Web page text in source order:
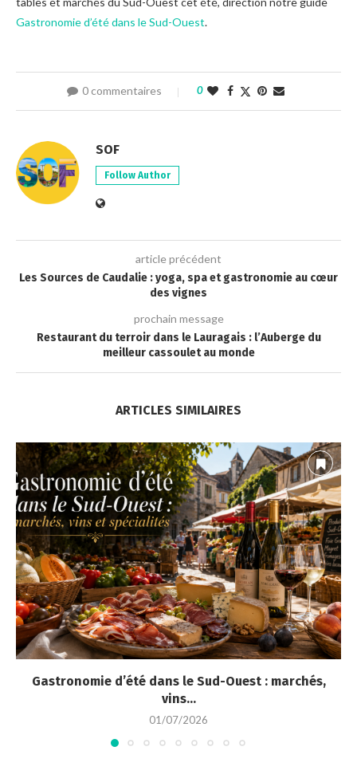
Gastronomie d’été dans le Sud-Ouest.
0 commentaires 0
SOF
Follow Author
article précédent
Les Sources de Caudalie : yoga, spa et gastronomie au cœur
des vignes
prochain message
Restaurant du terroir dans le Lauragais : l’Auberge du
meilleur cassoulet au monde
ARTICLES SIMILAIRES
Gastronomie d’été dans le Sud-Ouest : marchés,
vins...
01/07/2026